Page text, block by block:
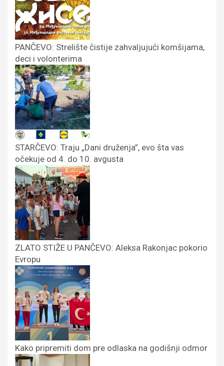
PANČEVO: Strelište čistije zahvaljujući komšijama,
deci i volonterima
STARČEVO: Traju „Dani druženja”, evo šta vas
očekuje od 4. do 10. avgusta
ZLATO STIŽE U PANČEVO: Aleksa Rakonjac pokorio
Evropu
Kako pripremiti dom pre odlaska na godišnji odmor